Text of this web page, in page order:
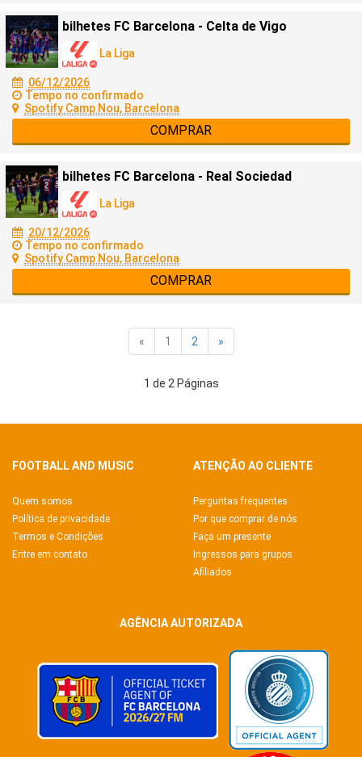
bilhetes FC Barcelona - Celta de Vigo
La Liga
06/12/2026
Tempo no confirmado
Spotify Camp Nou, Barcelona
COMPRAR
bilhetes FC Barcelona - Real Sociedad
La Liga
20/12/2026
Tempo no confirmado
Spotify Camp Nou, Barcelona
COMPRAR
« 1 2 »
1 de 2 Páginas
FOOTBALL AND MUSIC
Quem somos
Política de privacidade
Termos e Condições
Entre em contato
ATENÇÃO AO CLIENTE
Perguntas frequentes
Por que comprar de nós
Faça um presente
Ingressos para grupos
Afiliados
AGÊNCIA AUTORIZADA